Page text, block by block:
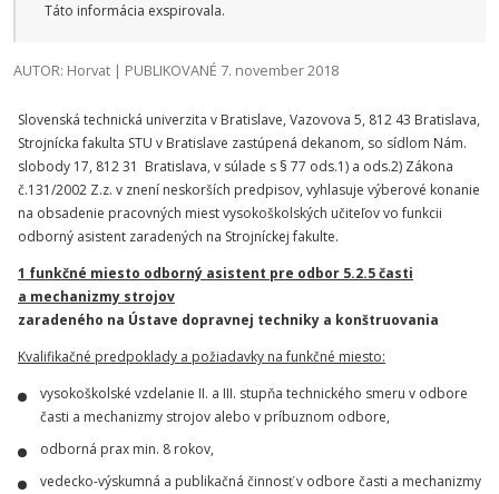
Táto informácia exspirovala.
AUTOR: Horvat | PUBLIKOVANÉ 7. november 2018
Slovenská technická univerzita v Bratislave, Vazovova 5, 812 43 Bratislava,
Strojnícka fakulta STU v Bratislave zastúpená dekanom, so sídlom Nám.
slobody 17, 812 31 Bratislava, v súlade s § 77 ods.1) a ods.2) Zákona
č.131/2002 Z.z. v znení neskorších predpisov, vyhlasuje výberové konanie
na obsadenie pracovných miest vysokoškolských učiteľov vo funkcii
odborný asistent zaradených na Strojníckej fakulte.
1 funkčné miesto odborný asistent pre odbor 5.2.5 časti
a mechanizmy strojov
zaradeného na Ústave dopravnej techniky a konštruovania
Kvalifikačné predpoklady a požiadavky na funkčné miesto:
vysokoškolské vzdelanie II. a III. stupňa technického smeru v odbore
časti a mechanizmy strojov alebo v príbuznom odbore,
odborná prax min. 8 rokov,
vedecko-výskumná a publikačná činnosť v odbore časti a mechanizmy